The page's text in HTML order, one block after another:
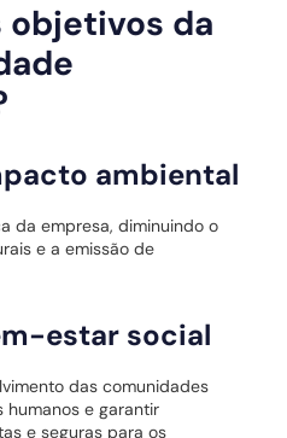
objetivos da
ambiental
da empresa, diminuindo o
e a emissão de
estar social
das comunidades
humanos e garantir
e seguras para os